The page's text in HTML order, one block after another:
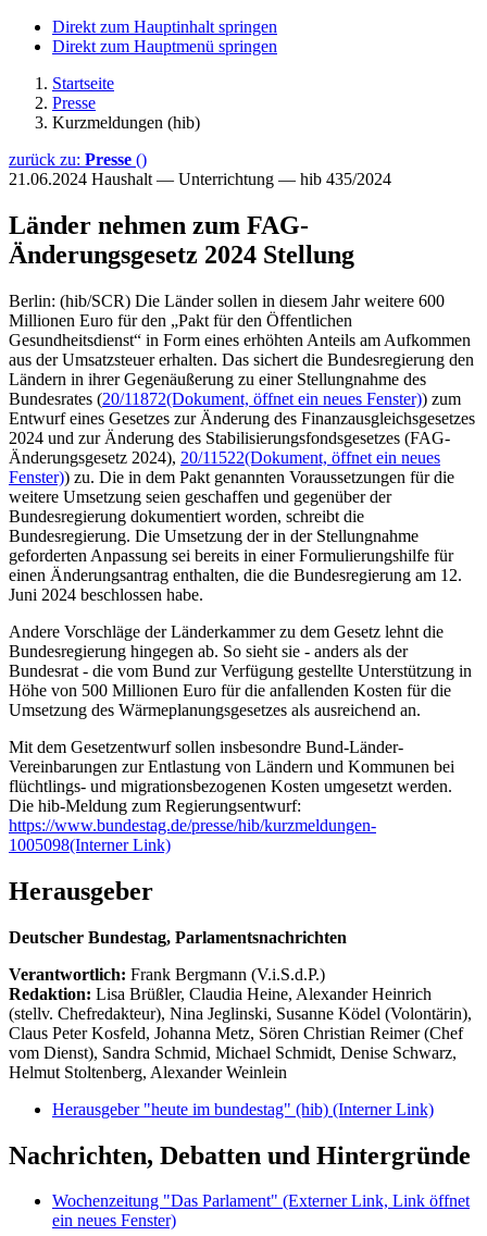
Direkt zum Hauptinhalt springen
Direkt zum Hauptmenü springen
Startseite
Presse
Kurzmeldungen (hib)
zurück zu: Presse ()
21.06.2024 Haushalt — Unterrichtung — hib 435/2024
Länder nehmen zum FAG-
Änderungsgesetz 2024 Stellung
Berlin: (hib/SCR) Die Länder sollen in diesem Jahr weitere 600
Millionen Euro für den „Pakt für den Öffentlichen
Gesundheitsdienst“ in Form eines erhöhten Anteils am Aufkommen
aus der Umsatzsteuer erhalten. Das sichert die Bundesregierung den
Ländern in ihrer Gegenäußerung zu einer Stellungnahme des
Bundesrates (20/11872(Dokument, öffnet ein neues Fenster)) zum
Entwurf eines Gesetzes zur Änderung des Finanzausgleichsgesetzes
2024 und zur Änderung des Stabilisierungsfondsgesetzes (FAG-
Änderungsgesetz 2024), 20/11522(Dokument, öffnet ein neues
Fenster)) zu. Die in dem Pakt genannten Voraussetzungen für die
weitere Umsetzung seien geschaffen und gegenüber der
Bundesregierung dokumentiert worden, schreibt die
Bundesregierung. Die Umsetzung der in der Stellungnahme
geforderten Anpassung sei bereits in einer Formulierungshilfe für
einen Änderungsantrag enthalten, die die Bundesregierung am 12.
Juni 2024 beschlossen habe.
Andere Vorschläge der Länderkammer zu dem Gesetz lehnt die
Bundesregierung hingegen ab. So sieht sie - anders als der
Bundesrat - die vom Bund zur Verfügung gestellte Unterstützung in
Höhe von 500 Millionen Euro für die anfallenden Kosten für die
Umsetzung des Wärmeplanungsgesetzes als ausreichend an.
Mit dem Gesetzentwurf sollen insbesondre Bund-Länder-
Vereinbarungen zur Entlastung von Ländern und Kommunen bei
flüchtlings- und migrationsbezogenen Kosten umgesetzt werden.
Die hib-Meldung zum Regierungsentwurf:
https://www.bundestag.de/presse/hib/kurzmeldungen-
1005098(Interner Link)
Herausgeber
Deutscher Bundestag, Parlamentsnachrichten
Verantwortlich: Frank Bergmann (V.i.S.d.P.)
Redaktion: Lisa Brüßler, Claudia Heine, Alexander Heinrich
(stellv. Chefredakteur), Nina Jeglinski, Susanne Ködel (Volontärin),
Claus Peter Kosfeld, Johanna Metz, Sören Christian Reimer (Chef
vom Dienst), Sandra Schmid, Michael Schmidt, Denise Schwarz,
Helmut Stoltenberg, Alexander Weinlein
Herausgeber "heute im bundestag" (hib) (Interner Link)
Nachrichten, Debatten und Hintergründe
Wochenzeitung "Das Parlament" (Externer Link, Link öffnet
ein neues Fenster)